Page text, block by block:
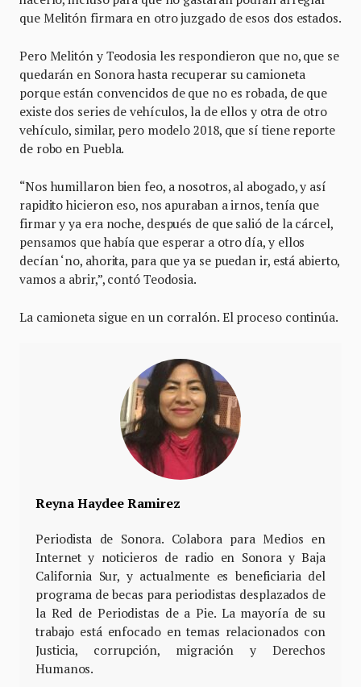
que Melitón firmara en otro juzgado de esos dos estados.
Pero Melitón y Teodosia les respondieron que no, que se
quedarán en Sonora hasta recuperar su camioneta
porque están convencidos de que no es robada, de que
existe dos series de vehículos, la de ellos y otra de otro
vehículo, similar, pero modelo 2018, que sí tiene reporte
de robo en Puebla.
“Nos humillaron bien feo, a nosotros, al abogado, y así
rapidito hicieron eso, nos apuraban a irnos, tenía que
firmar y ya era noche, después de que salió de la cárcel,
pensamos que había que esperar a otro día, y ellos
decían ‘no, ahorita, para que ya se puedan ir, está abierto,
vamos a abrir,”, contó Teodosia.
La camioneta sigue en un corralón. El proceso continúa.
Reyna Haydee Ramirez
Periodista de Sonora. Colabora para Medios en
Internet y noticieros de radio en Sonora y Baja
California Sur, y actualmente es beneficiaria del
programa de becas para periodistas desplazados de
la Red de Periodistas de a Pie. La mayoría de su
trabajo está enfocado en temas relacionados con
Justicia, corrupción, migración y Derechos
Humanos.